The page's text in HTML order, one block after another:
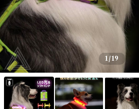
1/19